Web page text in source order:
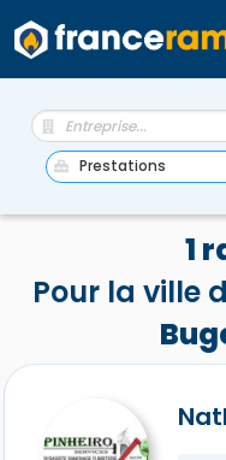
1
Pour la ville